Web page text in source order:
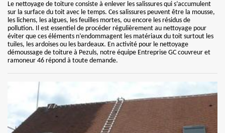
Le nettoyage de toiture consiste à enlever les salissures qui s’accumulent
sur la surface du toit avec le temps. Ces salissures peuvent être la mousse,
les lichens, les algues, les feuilles mortes, ou encore les résidus de
pollution. Il est essentiel de procéder régulièrement au nettoyage pour
éviter que ces éléments n’endommagent les matériaux du toit surtout les
tuiles, les ardoises ou les bardeaux. En activité pour le nettoyage
démoussage de toiture à Pezuls, notre équipe Entreprise GC couvreur et
ramoneur 46 répond à toute demande.